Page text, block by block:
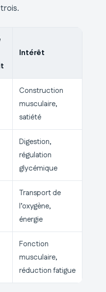
Intérêt
Construction
musculaire,
satiété
Digestion,
régulation
glycémique
Transport de
l’oxygène,
énergie
Fonction
musculaire,
réduction fatigue